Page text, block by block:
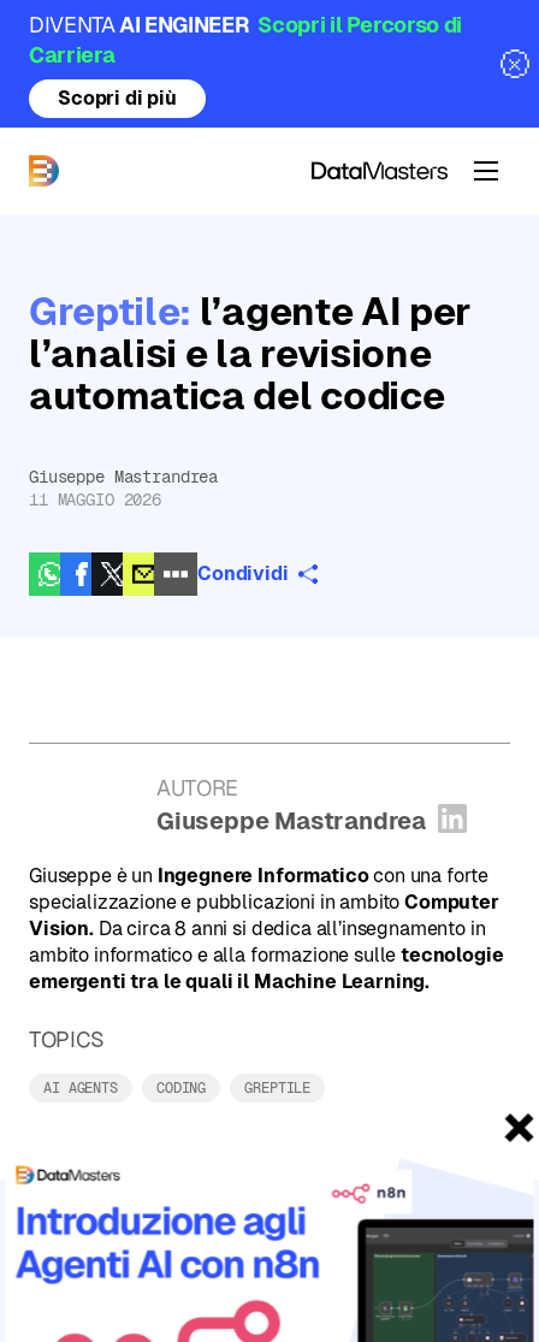
DIVENTAAI ENGINEER Scopri il Percorso di
Carriera
Scopri di più
Greptile: l’agente AI per
l’analisi e la revisione
automatica del codice
Giuseppe Mastrandrea
11 MAGGIO 2026
Condividi
AUTORE
:Giuseppe Mastrandrea
Giuseppe è un Ingegnere Informaticocon una forte
specializzazione e pubblicazioni in ambitoComputer
Vision.Da circa 8 anni si dedica all’insegnamento in
ambito informatico e alla formazione sulletecnologie
emergenti tra le quali il Machine Learning.
TOPICS
AI AGENTS CODING GREPTILE
ARTICOLI CORRELATI
15
LUG
Leggi tutto